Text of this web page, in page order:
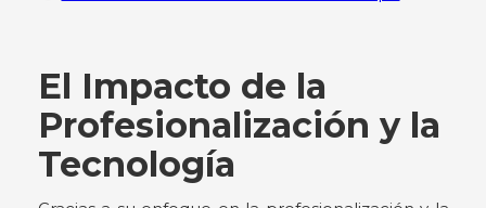
El Impacto de la
Profesionalización y la
Tecnología